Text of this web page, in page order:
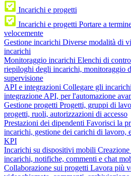
Incarichi e progetti
Incarichi e progetti Portare a
velocemente
Gestione incarichi Diverse modalità di
incarichi
Monitoraggio incarichi Elenchi di
riepiloghi degli incarichi, monitoraggio
supervisione
API e integrazioni Collegare gli
integrazione API, per l'automazione
Gestione progetti Progetti, gruppi di
progetti, ruoli, autorizzazioni di accesso
Prestazioni dei dipendenti Favorisci la
incarichi, gestione dei carichi di lavoro,
KPI
Incarichi su dispositivi mobili
incarichi, notifiche, commenti e chat
Collaborazione sui progetti Lavora più